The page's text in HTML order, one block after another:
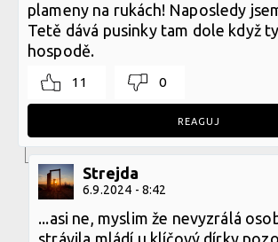
plameny na rukách! Naposledy
Tetě dává pusinky tam dole když
hospodě.
11 0
REAGUJ
Strejda
6.9.2024 - 8:42
...asi ne, myslim že nevyzrálá